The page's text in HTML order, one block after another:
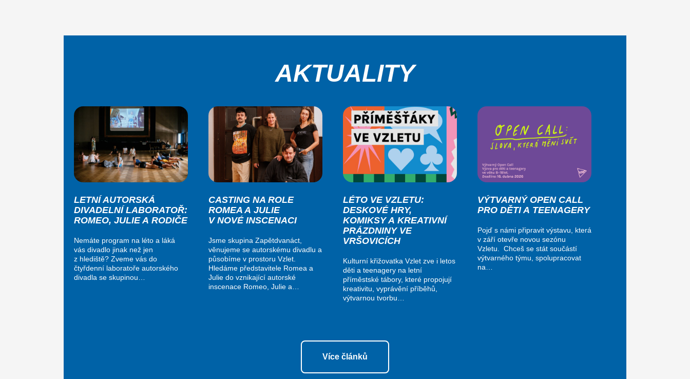
AKTUALITY
LETNÍ AUTORSKÁ
DIVADELNÍ LABORATOŘ:
ROMEO, JULIE A RODIČE
Nemáte program na léto a láká
vás divadlo jinak než jen
z hlediště? Zveme vás do
čtyřdenní laboratoře autorského
divadla se skupinou…
CASTING NA ROLE
ROMEA A JULIE
V NOVÉ INSCENACI
Jsme skupina Zapětdvanáct,
věnujeme se autorskému divadlu a
působíme v prostoru Vzlet.
Hledáme představitele Romea a
Julie do vznikající autorské
inscenace Romeo, Julie a…
LÉTO VE VZLETU:
DESKOVÉ HRY,
KOMIKSY A KREATIVNÍ
PRÁZDNINY VE
VRŠOVICÍCH
Kulturní křižovatka Vzlet zve i letos
děti a teenagery na letní
příměstské tábory, které propojují
kreativitu, vyprávění příběhů,
výtvarnou tvorbu…
VÝTVARNÝ OPEN CALL
PRO DĚTI A TEENAGERY
Pojď s námi připravit výstavu, která
v září otevře novou sezónu
Vzletu. Chceš se stát součástí
výtvarného týmu, spolupracovat
na…
Více článků